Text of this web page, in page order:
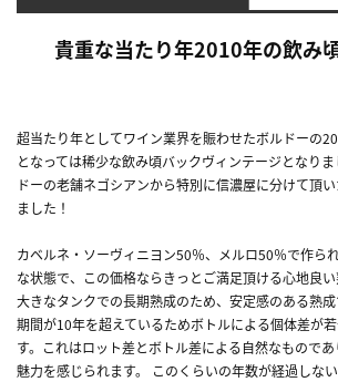
貴重な当たり年2010年の飲み
超当たり年としてワイン業界を賑わせたボルドーの
となっては稀少な飲み頃バックヴィンテージとなり
ドーの老舗ネゴシアンから特別に信濃屋に分けて頂
ました！
カベルネ・ソーヴィニヨン50％、メルロ50％で作ら
な状態で、この価格ならきっとご満足頂ける心地良
大きなタンクでの長期熟成のため、安定感のある熟
期間が10年を超えているためボトルによる個体差が
す。これはロット差とボトル差による自然なもので
魅力を感じられます。 このくらいの年数が経過しな